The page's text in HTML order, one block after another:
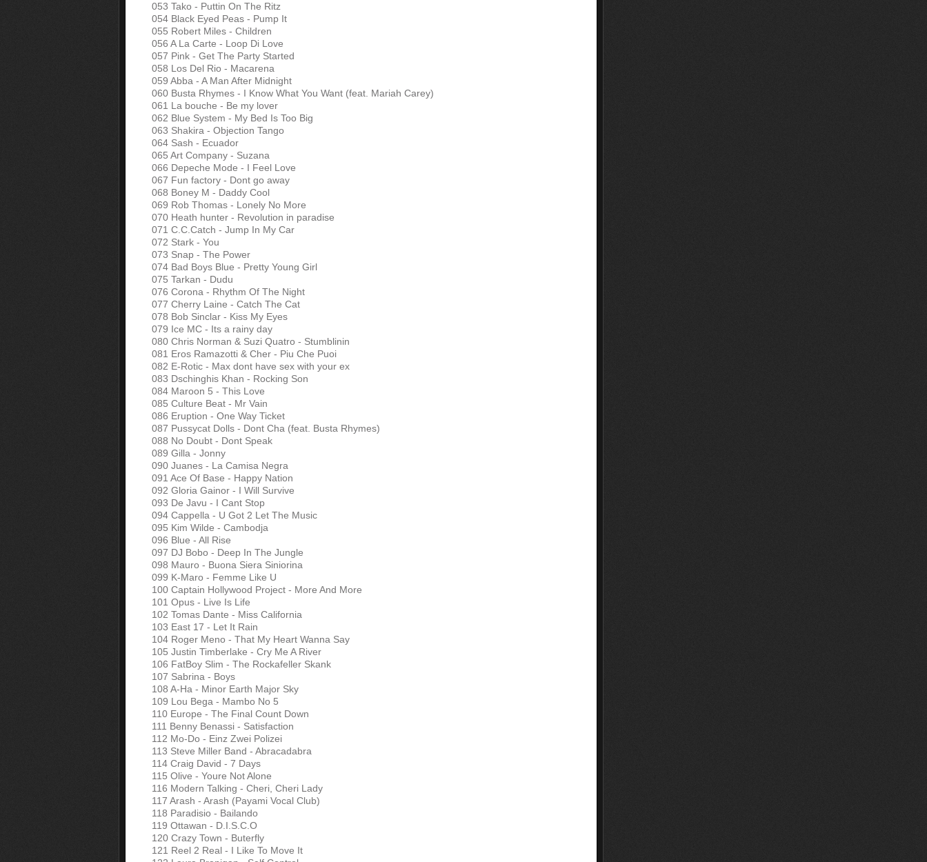
053 Tako - Puttin On The Ritz
054 Black Eyed Peas - Pump It
055 Robert Miles - Children
056 A La Carte - Loop Di Love
057 Pink - Get The Party Started
058 Los Del Rio - Macarena
059 Abba - A Man After Midnight
060 Busta Rhymes - I Know What You Want (feat. Mariah Carey)
061 La bouche - Be my lover
062 Blue System - My Bed Is Too Big
063 Shakira - Objection Tango
064 Sash - Ecuador
065 Art Company - Suzana
066 Depeche Mode - I Feel Love
067 Fun factory - Dont go away
068 Boney M - Daddy Cool
069 Rob Thomas - Lonely No More
070 Heath hunter - Revolution in paradise
071 C.C.Catch - Jump In My Car
072 Stark - You
073 Snap - The Power
074 Bad Boys Blue - Pretty Young Girl
075 Tarkan - Dudu
076 Corona - Rhythm Of The Night
077 Cherry Laine - Catch The Cat
078 Bob Sinclar - Kiss My Eyes
079 Ice MC - Its a rainy day
080 Chris Norman & Suzi Quatro - Stumblinin
081 Eros Ramazotti & Cher - Piu Che Puoi
082 E-Rotic - Max dont have sex with your ex
083 Dschinghis Khan - Rocking Son
084 Maroon 5 - This Love
085 Culture Beat - Mr Vain
086 Eruption - One Way Ticket
087 Pussycat Dolls - Dont Cha (feat. Busta Rhymes)
088 No Doubt - Dont Speak
089 Gilla - Jonny
090 Juanes - La Camisa Negra
091 Ace Of Base - Happy Nation
092 Gloria Gainor - I Will Survive
093 De Javu - I Cant Stop
094 Cappella - U Got 2 Let The Music
095 Kim Wilde - Cambodja
096 Blue - All Rise
097 DJ Bobo - Deep In The Jungle
098 Mauro - Buona Siera Siniorina
099 K-Maro - Femme Like U
100 Captain Hollywood Project - More And More
101 Opus - Live Is Life
102 Tomas Dante - Miss California
103 East 17 - Let It Rain
104 Roger Meno - That My Heart Wanna Say
105 Justin Timberlake - Cry Me A River
106 FatBoy Slim - The Rockafeller Skank
107 Sabrina - Boys
108 A-Ha - Minor Earth Major Sky
109 Lou Bega - Mambo No 5
110 Europe - The Final Count Down
111 Benny Benassi - Satisfaction
112 Mo-Do - Einz Zwei Polizei
113 Steve Miller Band - Abracadabra
114 Craig David - 7 Days
115 Olive - Youre Not Alone
116 Modern Talking - Cheri, Cheri Lady
117 Arash - Arash (Payami Vocal Club)
118 Paradisio - Bailando
119 Ottawan - D.I.S.C.O
120 Crazy Town - Buterfly
121 Reel 2 Real - I Like To Move It